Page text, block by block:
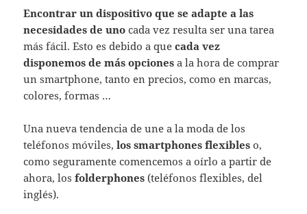
Encontrar un dispositivo que se adapte a las
necesidades de uno cada vez resulta ser una tarea
más fácil. Esto es debido a quecada vez
disponemos de más opciones a la hora de comprar
un smartphone, tanto en precios, como en marcas,
colores, formas …
Una nueva tendencia de une a la moda de los
teléfonos móviles,los smartphones flexibles o,
como seguramente comencemos a oírlo a partir de
ahora, losfolderphones (teléfonos flexibles, del
inglés).